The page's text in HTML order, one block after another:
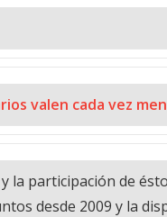
valen cada vez
la participación de
desde 2009 y la